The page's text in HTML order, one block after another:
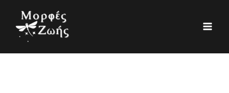
περιεχόμενο
α
η
σ
ο